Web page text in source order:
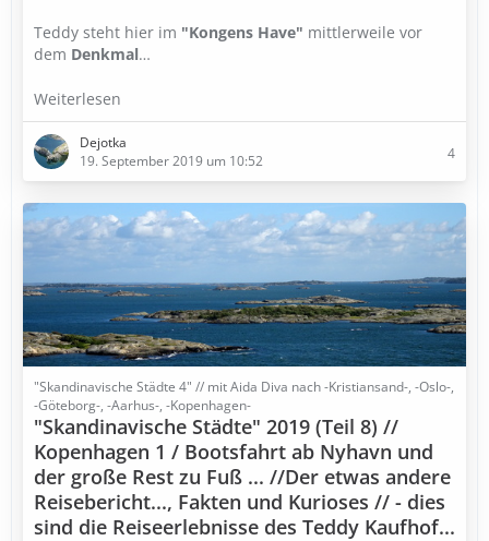
Teddy steht hier im "Kongens Have" mittlerweile vor
dem Denkmal…
Weiterlesen
Dejotka
19. September 2019 um 10:52
4
"Skandinavische Städte 4" // mit Aida Diva nach -Kristiansand-, -Oslo-,
-Göteborg-, -Aarhus-, -Kopenhagen-
"Skandinavische Städte" 2019 (Teil 8) //
Kopenhagen 1 / Bootsfahrt ab Nyhavn und
der große Rest zu Fuß ... //Der etwas andere
Reisebericht..., Fakten und Kurioses // - dies
sind die Reiseerlebnisse des Teddy Kaufhof...